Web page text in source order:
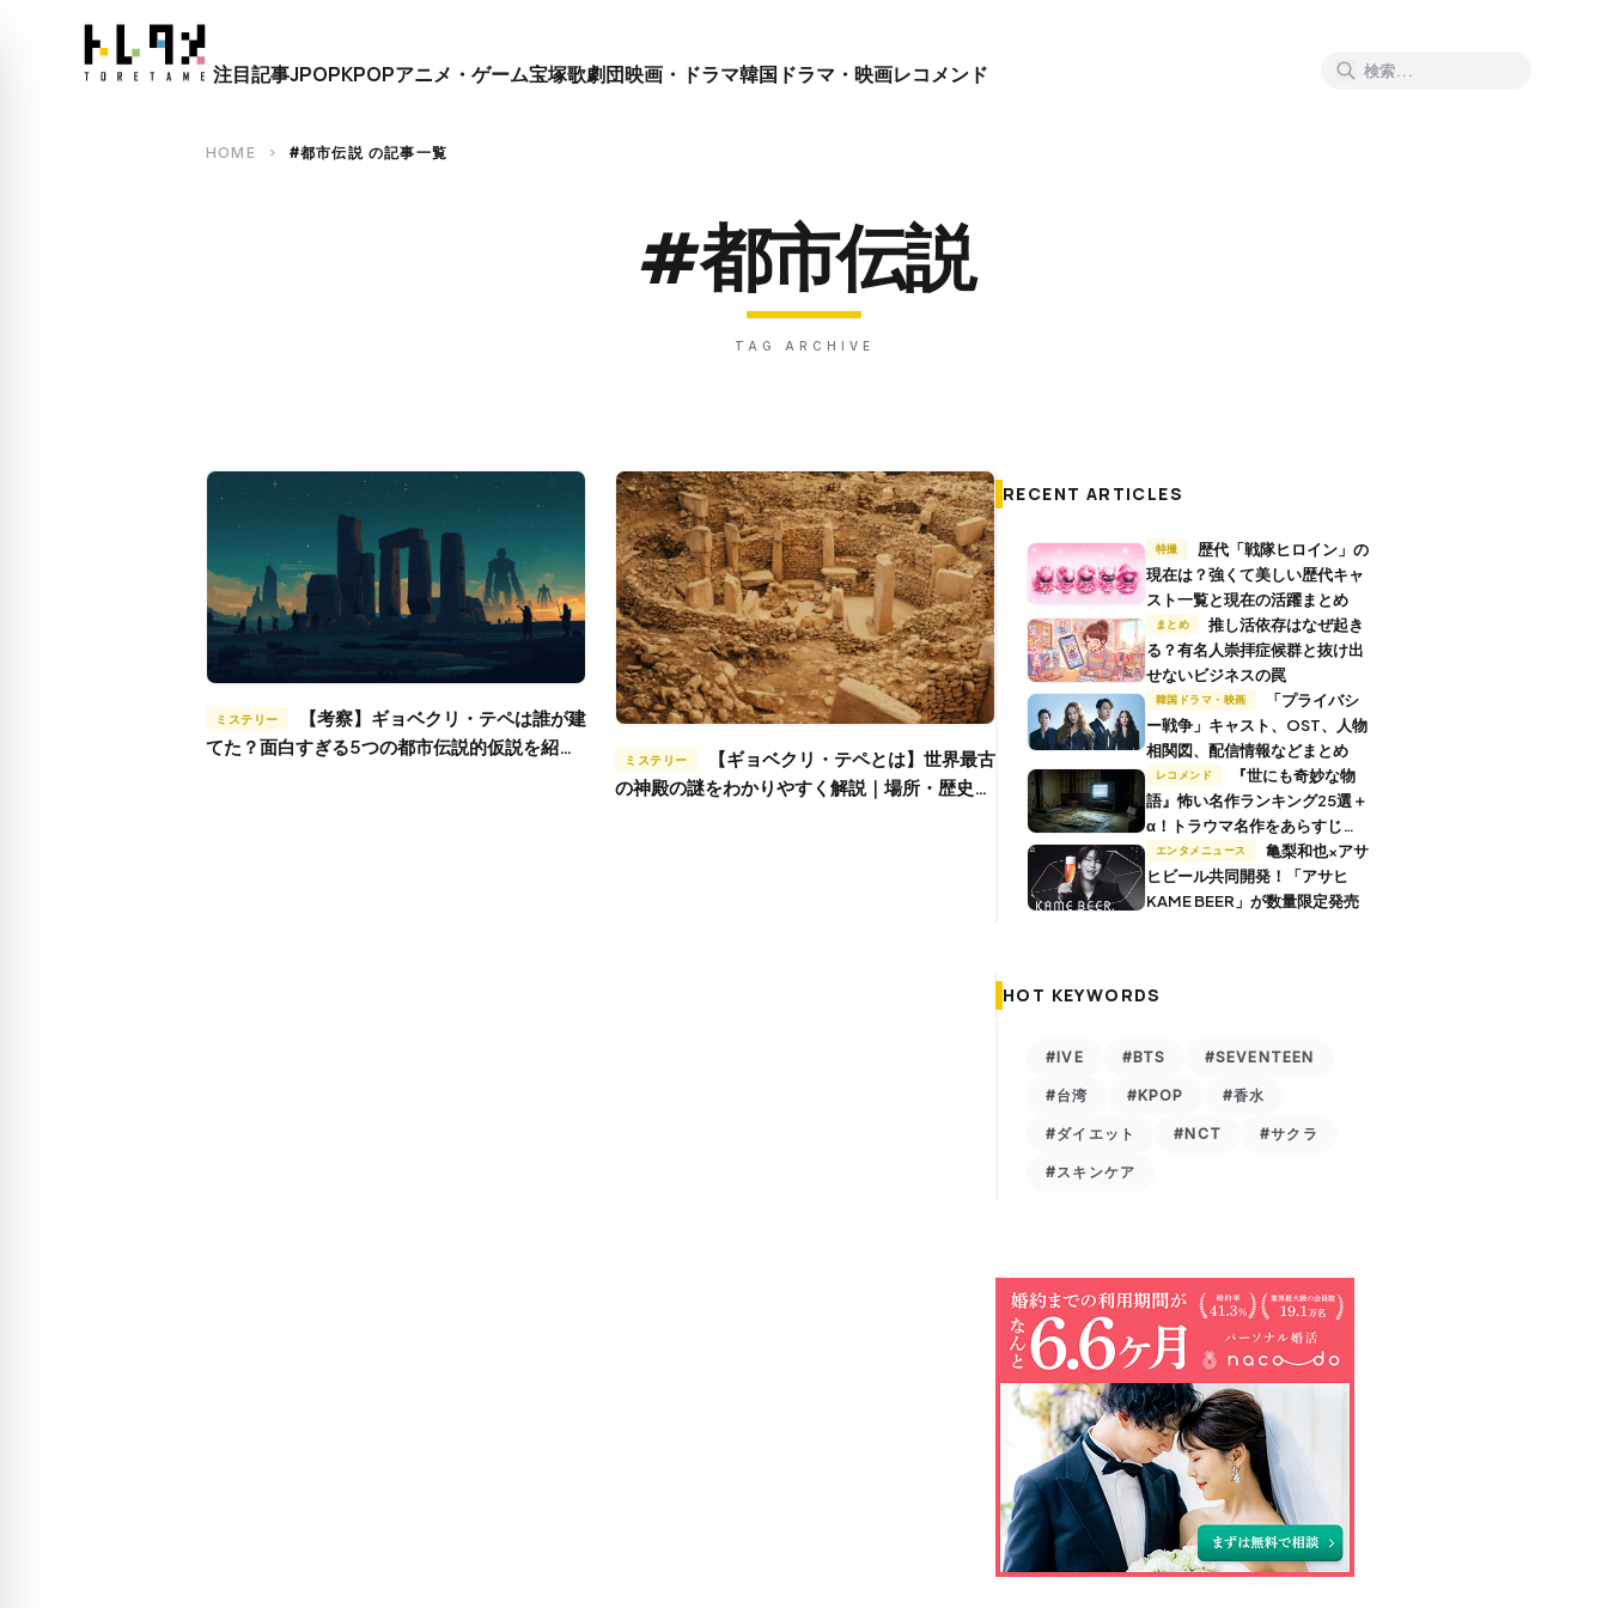
close
注目記事JPOPKPOPアニメ・ゲーム宝塚歌劇団映画・ドラマ韓国ドラマ・映画レコメンド
HOME chevron_right #都市伝説 の記事一覧
#都市伝説
TAG ARCHIVE
ミステリー
てた？面白すぎる5つの都市伝説的仮説を紹介
ミステリー
の神殿の謎をわかりやすく解説｜場所・歴史・
RECENT ARTICLES
特撮
現在は？強くて美しい歴代キャ
スト一覧と現在の活躍まとめ
まとめ
推し活依存はなぜ起き
る？有名人崇拝症候群と抜け出
せないビジネスの罠
韓国ドラマ・映画
ー戦争」キャスト、OST、人物
相関図、配信情報などまとめ
レコメンド
語』怖い名作ランキング25選＋
α！トラウマ名作をあらすじ付
きで解説
エンタメニュース
ヒビール共同開発！「アサヒ
KAME BEER」が数量限定発売
HOT KEYWORDS
#IVE #BTS #SEVENTEEN
#台湾 #KPOP #香水
#ダイエット #NCT #サクラ
#スキンケア